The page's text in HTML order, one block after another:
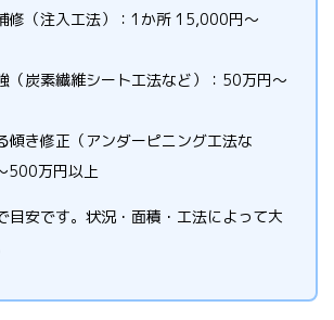
修（注入工法）：1か所 15,000円〜
（炭素繊維シート工法など）：50万円〜
傾き修正（アンダーピニング工法な
500万円以上
安です。状況・面積・工法によって大